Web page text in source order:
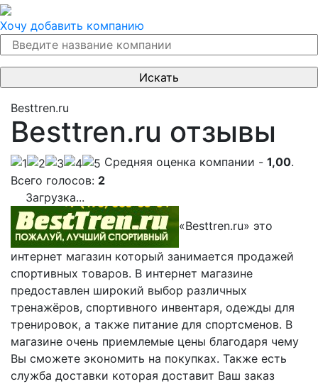
Хочу добавить компанию
Besttren.ru
Besttren.ru отзывы
Cредняя оценка компании - 1,00.
Всего голосов: 2
Загрузка...
«Besttren.ru» это
интернет магазин который занимается продажей
спортивных товаров. В интернет магазине
предоставлен широкий выбор различных
тренажёров, спортивного инвентаря, одежды для
тренировок, а также питание для спортсменов. В
магазине очень приемлемые цены благодаря чему
Вы сможете экономить на покупках. Также есть
служба доставки которая доставит Ваш заказ